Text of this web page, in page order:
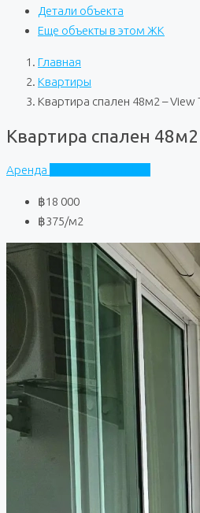
Детали объекта
Еще объекты в этом ЖК
Главная
Квартиры
Квартира спален 48м2 – View
Квартира спален 48м2
Аренда
฿18 000
฿375/м2